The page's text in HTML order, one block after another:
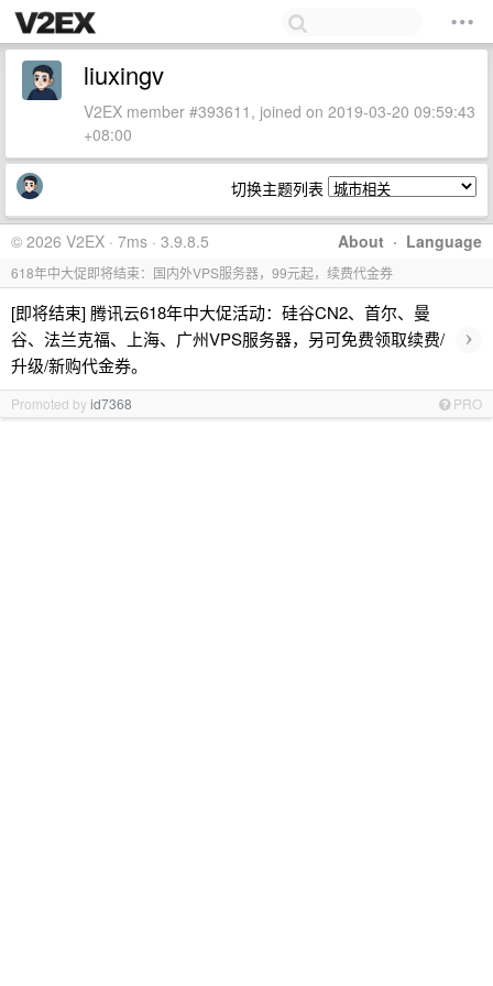
liuxingv
V2EX member #393611, joined on 2019-03-20 09:59:43
+08:00
切换主题列表
About · Language
© 2026 V2EX · 7ms · 3.9.8.5
618年中大促即将结束：国内外VPS服务器，99元起，续费代金券
[即将结束] 腾讯云618年中大促活动：硅谷CN2、首尔、曼
谷、法兰克福、上海、广州VPS服务器，另可免费领取续费/
升级/新购代金券。
›
Promoted byid7368 PRO